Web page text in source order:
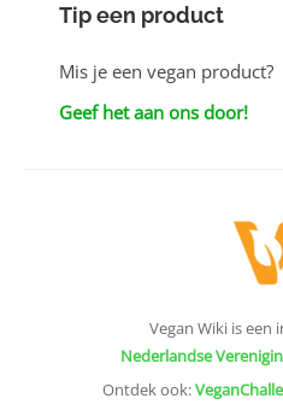
Tip een product
Mis je een vegan product?
Geef het aan ons door!
Vegan Wiki is een
Nederlandse
Ontdek ook: